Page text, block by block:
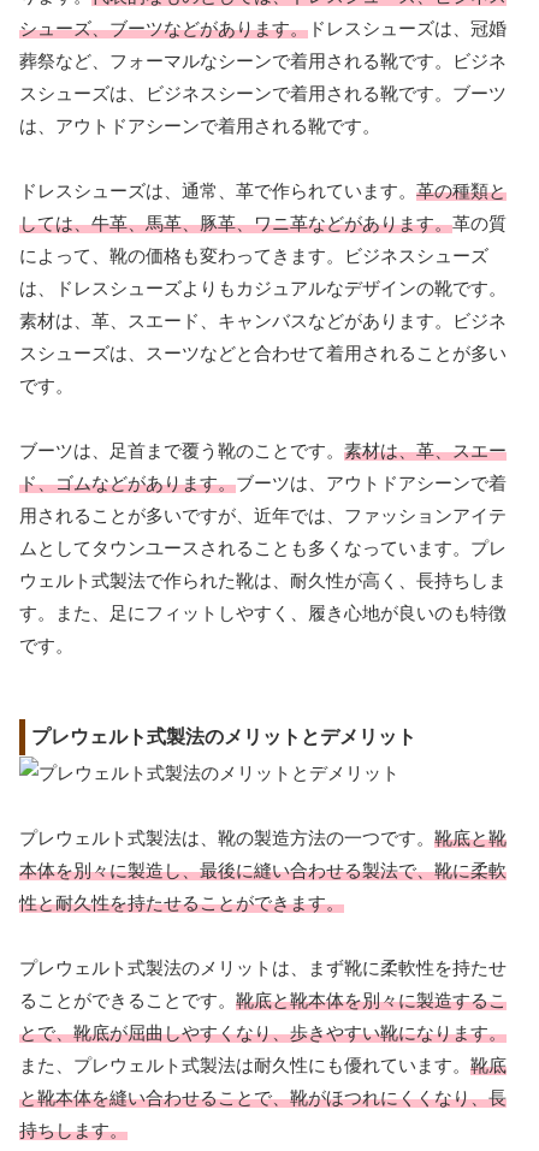
シューズ、ブーツなどがあります。 ドレスシューズは、冠婚
葬祭など、フォーマルなシーンで着用される靴です。ビジネ
スシューズは、ビジネスシーンで着用される靴です。ブーツ
は、アウトドアシーンで着用される靴です。
ドレスシューズは、通常、革で作られています。 革の種類と
しては、牛革、馬革、豚革、ワニ革などがあります。革の質
によって、靴の価格も変わってきます。ビジネスシューズ
は、ドレスシューズよりもカジュアルなデザインの靴です。
素材は、革、スエード、キャンバスなどがあります。ビジネ
スシューズは、スーツなどと合わせて着用されることが多い
です。
ブーツは、足首まで覆う靴のことです。 素材は、革、スエー
ド、ゴムなどがあります。ブーツは、アウトドアシーンで着
用されることが多いですが、近年では、ファッションアイテ
ムとしてタウンユースされることも多くなっています。プレ
ウェルト式製法で作られた靴は、耐久性が高く、長持ちしま
す。また、足にフィットしやすく、履き心地が良いのも特徴
です。
プレウェルト式製法のメリットとデメリット
プレウェルト式製法は、靴の製造方法の一つです。 靴底と靴
本体を別々に製造し、最後に縫い合わせる製法で、靴に柔軟
性と耐久性を持たせることができます。
プレウェルト式製法のメリットは、まず靴に柔軟性を持たせ
ることができることです。 靴底と靴本体を別々に製造するこ
とで、靴底が屈曲しやすくなり、歩きやすい靴になります。
また、プレウェルト式製法は耐久性にも優れています。 靴底
と靴本体を縫い合わせることで、靴がほつれにくくなり、長
持ちします。